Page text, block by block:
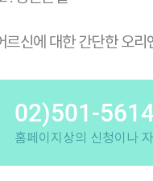
르신에 대한 간단한 오
02)501-
홈페이지상의 신청이나